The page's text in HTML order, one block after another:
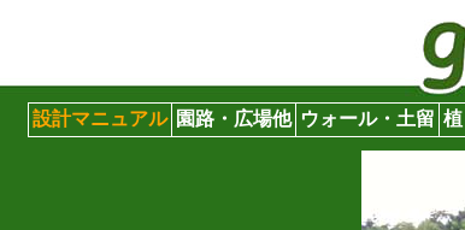
設計マニュアル 園路・広場他 ウォール・土留